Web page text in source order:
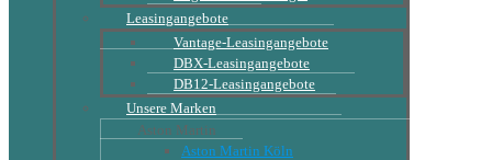
Leasingangebote
Vantage-Leasingangebote
DBX-Leasingangebote
DB12-Leasingangebote
Unsere Marken
Aston Martin
Aston Martin Köln